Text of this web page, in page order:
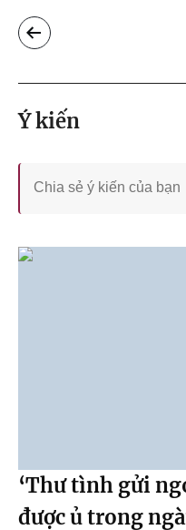
Ý kiến
‘Thư tình gửi
được ủ trong